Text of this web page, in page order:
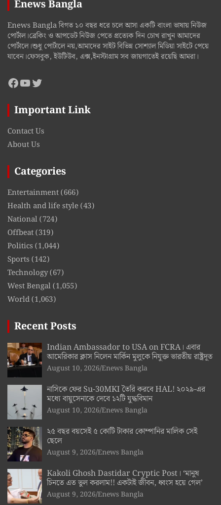
Enews Bangla
Enews Bangla বিগত ১০ বছর ধরে চলে আসা একটি বাংলা ভাষায় নিউজ
পোর্টাল।ব্রেকিং ও আপডেট নিউজ পেতে প্রত্যেক দিন চোখ রাখুন আমাদের
পোর্টালে।শুধু পোর্টালে নয়,আমাদের সাইট বিভিন্ন সোশ্যাল মিডিয়া সাইটে পেয়ে
যাবেন।ফেসবুক, ইউটিউব, এক্স,ইনস্টাগ্রাম সব জায়গাতেই রয়েছি আমরা।
Facebook
YouTube
Twitter
Important Link
Contact Us
About Us
Categories
Entertainment(666)
Health and life style(43)
National(724)
Offbeat(319)
Politics (1,044)
Sports (142)
Technology(67)
West Bengal(1,055)
World(1,063)
Recent Posts
Indian Ambassador to USA on FCRA। এবার
আমেরিকার ক্লাস নিলেন মার্কিন মুলুকে নিযুক্ত ভারতীয় রাষ্ট্রদূত
August 10, 2026 Enews Bangla
নাসিকে ফের Su-30MKI তৈরি করবে HAL! ২০২৯-এর
মধ্যে বায়ুসেনাকে দেবে ১২টি যুদ্ধবিমান
August 10, 2026 Enews Bangla
২৫ বছর বয়সেই ৫ কোটি টাকার কোম্পানির মালিক সেই
ছেলে
August 9, 2026 Enews Bangla
Kakoli Ghosh Dastidar Cryptic Post। ‘মানুষ
চিনতে এত ভুল করলাম!! একটাই জীবন, ধ্বংস হয়ে গেল’
August 9, 2026 Enews Bangla